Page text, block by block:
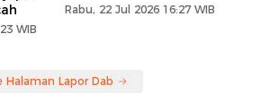
WIB
Rabu, 22 Jul 2026 16:27 WIB
Halaman Lapor Dab